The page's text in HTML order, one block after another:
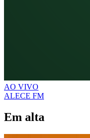
AO VIVO
ALECE FM
Em alta